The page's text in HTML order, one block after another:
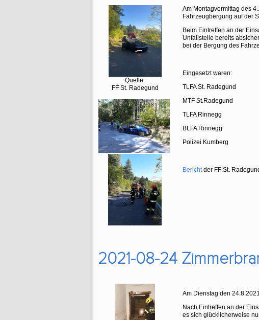
Quelle:
FF St. Radegund
Am Montagvormittag des
Fahrzeugbergung auf der
Beim Eintreffen an der
Unfallstelle bereits
bei der Bergung des
Eingesetzt waren:
TLFA St. Radegund
MTF St.Radegund
TLFA Rinnegg
BLFA Rinnegg
Polizei Kumberg
Berichtder FF St.
2021-08-24
Am Dienstag den
Nach Eintreffen an der
es sich glücklicherweise